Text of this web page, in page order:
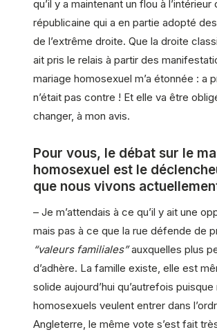
qu’il y a maintenant un flou à l’intérieur
républicaine qui a en partie adopté
de l’extrême droite. Que la droite
ait pris le relais à partir des
mariage homosexuel m’a étonnée : a
n’était pas contre ! Et elle va être
changer, à mon avis.
Pour vous, le débat sur le
homosexuel est le
que nous vivons
– Je m’attendais à ce qu’il y ait une
mais pas à ce que la rue défende de
“valeurs familiales”auxquelles plus
d’adhère. La famille existe, elle est
solide aujourd’hui qu’autrefois
homosexuels veulent entrer dans
Angleterre, le même vote s’est fait